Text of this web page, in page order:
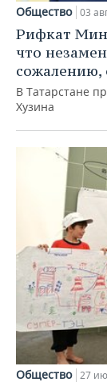
Общество 03
Рифкат
что
В Татарстане
Хузина
Общество 27